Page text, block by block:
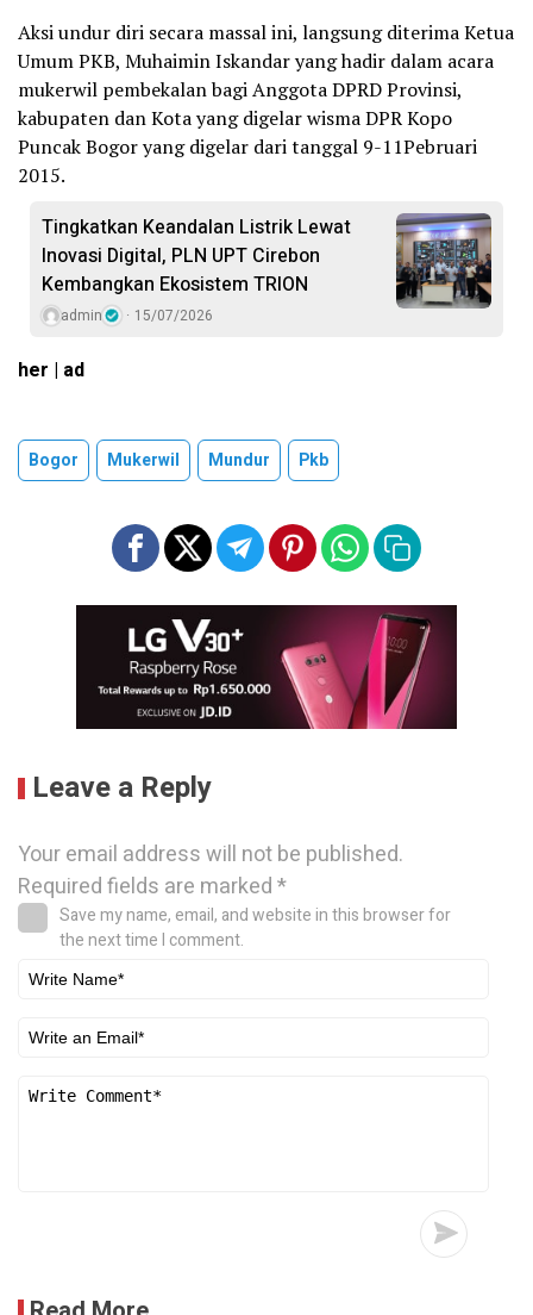
Aksi undur diri secara massal ini, langsung diterima Ketua
Umum PKB, Muhaimin Iskandar yang hadir dalam acara
mukerwil pembekalan bagi Anggota DPRD Provinsi,
kabupaten dan Kota yang digelar wisma DPR Kopo
Puncak Bogor yang digelar dari tanggal 9-11Pebruari
2015.
Tingkatkan Keandalan Listrik Lewat
Inovasi Digital, PLN UPT Cirebon
Kembangkan Ekosistem TRION
admin 15/07/2026
her | ad
Bogor Mukerwil Mundur Pkb
Leave a Reply
Your email address will not be published.
Required fields are marked*
Save my name, email, and website in this browser for
the next time I comment.